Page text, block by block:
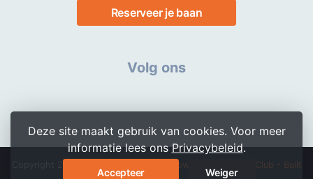
Reserveer je baan
Volg ons
Powered by KNLTB.Club - Built
Deze site maakt gebruik van cookies. Voor meer
informatie lees onsPrivacybeleid.
Accepteer Weiger